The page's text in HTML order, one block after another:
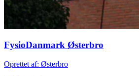
FysioDanmark Østerbro
Oprettet af: Østerbro